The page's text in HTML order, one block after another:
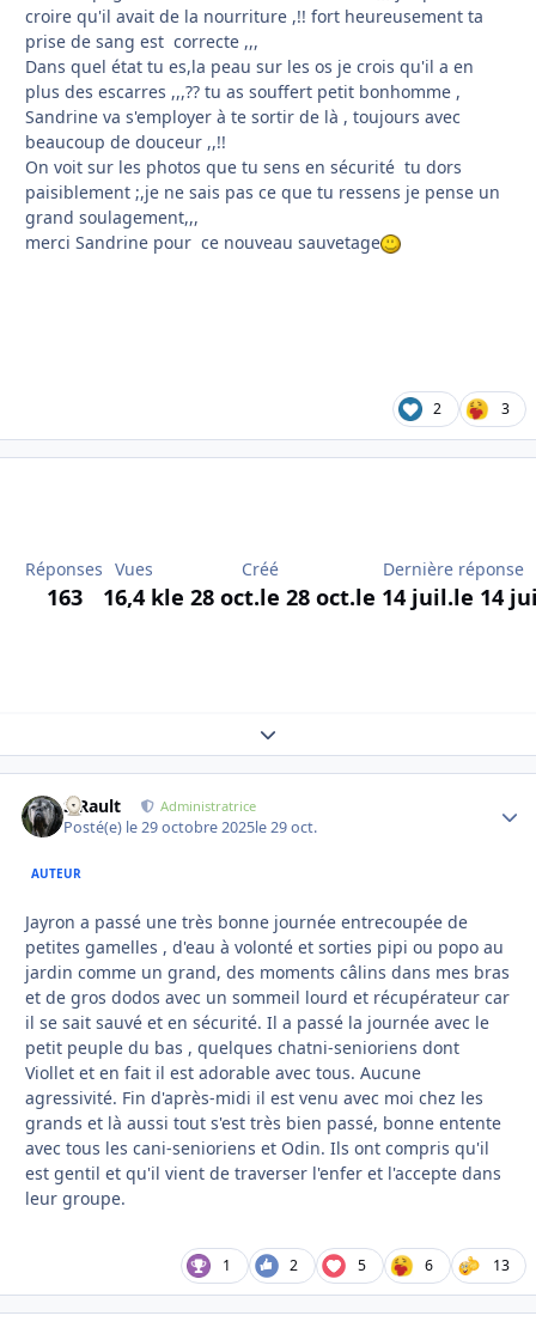
croire qu'il avait de la nourriture ,!! fort heureusement ta
prise de sang est correcte ,,,
Dans quel état tu es,la peau sur les os je crois qu'il a en
plus des escarres ,,,?? tu as souffert petit bonhomme ,
Sandrine va s'employer à te sortir de là , toujours avec
beaucoup de douceur ,,!!
On voit sur les photos que tu sens en sécurité tu dors
paisiblement ;,je ne sais pas ce que tu ressens je pense un
grand soulagement,,,
merci Sandrine pour ce nouveau sauvetage
2 3
Réponses
163
Vues
16,4 k
Créé
le 28 oct.le 28 oct.
Dernière réponse
le 14 juil.le 14
Expand topic overview
S.Rault Administratrice
Posté(e) le 29 octobre 2025le 29 oct.
AUTEUR
Jayron a passé une très bonne journée entrecoupée de
petites gamelles , d'eau à volonté et sorties pipi ou popo au
jardin comme un grand, des moments câlins dans mes bras
et de gros dodos avec un sommeil lourd et récupérateur car
il se sait sauvé et en sécurité. Il a passé la journée avec le
petit peuple du bas , quelques chatni-senioriens dont
Viollet et en fait il est adorable avec tous. Aucune
agressivité. Fin d'après-midi il est venu avec moi chez les
grands et là aussi tout s'est très bien passé, bonne entente
avec tous les cani-senioriens et Odin. Ils ont compris qu'il
est gentil et qu'il vient de traverser l'enfer et l'accepte dans
leur groupe.
1 2 5 6 13